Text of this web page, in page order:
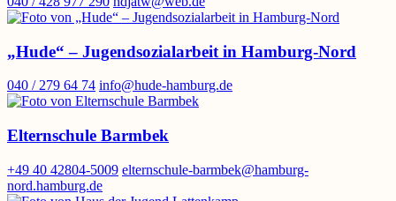
„Hude“ – Jugendsozialarbeit in Hamburg-Nord
040 / 279 64 74 info@hude-hamburg.de
Elternschule Barmbek
+49 40 42804-5009 elternschule-barmbek@hamburg-
nord.hamburg.de